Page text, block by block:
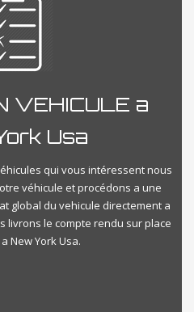
VEHICULE a
Usa
qui vous intéressent nous
véhicule et procédons a une
global du vehicule directement a
livrons le compte rendu sur place
New York Usa.